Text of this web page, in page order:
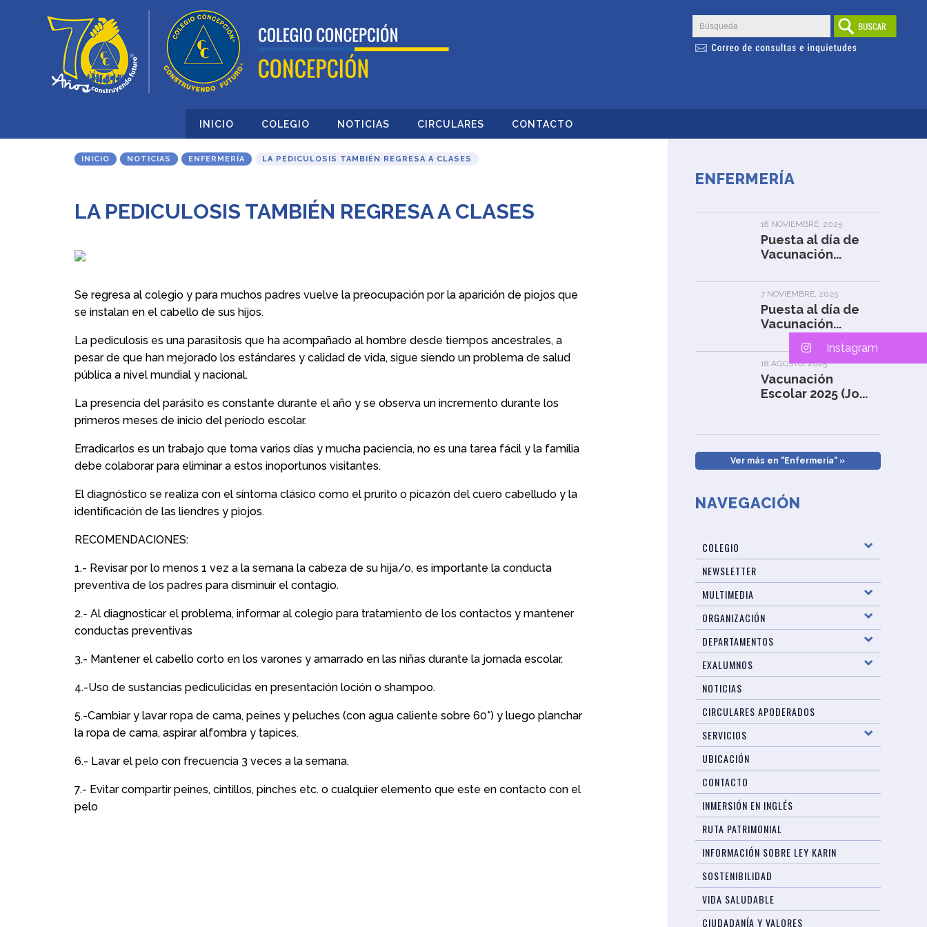
INICIO COLEGIO NOTICIAS CIRCULARES CONTACTO
INICIO NOTICIAS ENFERMERÍA LA PEDICULOSIS TAMBIÉN REGRESA A CLASES
LA PEDICULOSIS TAMBIÉN REGRESA A CLASES
Se regresa al colegio y para muchos padres vuelve la preocupación por la aparición de piojos que
se instalan en el cabello de sus hijos.
La pediculosis es una parasitosis que ha acompañado al hombre desde tiempos ancestrales, a
pesar de que han mejorado los estándares y calidad de vida, sigue siendo un problema de salud
pública a nivel mundial y nacional.
La presencia del parásito es constante durante el año y se observa un incremento durante los
primeros meses de inicio del período escolar.
Erradicarlos es un trabajo que toma varios días y mucha paciencia, no es una tarea fácil y la familia
debe colaborar para eliminar a estos inoportunos visitantes.
El diagnóstico se realiza con el síntoma clásico como el prurito o picazón del cuero cabelludo y la
identificación de las liendres y piojos.
RECOMENDACIONES:
1.- Revisar por lo menos 1 vez a la semana la cabeza de su hija/o, es importante la conducta
preventiva de los padres para disminuir el contagio.
2.- Al diagnosticar el problema, informar al colegio para tratamiento de los contactos y mantener
conductas preventivas
3.- Mantener el cabello corto en los varones y amarrado en las niñas durante la jornada escolar.
4.-Uso de sustancias pediculicidas en presentación loción o shampoo.
5.-Cambiar y lavar ropa de cama, peines y peluches (con agua caliente sobre 60°) y luego planchar
la ropa de cama, aspirar alfombra y tapices.
6.- Lavar el pelo con frecuencia 3 veces a la semana.
7.- Evitar compartir peines, cintillos, pinches etc. o cualquier elemento que este en contacto con el
pelo
ENFERMERÍA
18 NOVIEMBRE, 2025
Puesta al día de
Vacunación...
7 NOVIEMBRE, 2025
Puesta al día de
Vacunación...
18 AGOSTO, 2025
Vacunación
Escolar 2025 (Jo...
Ver más en "Enfermería" »
NAVEGACIÓN
COLEGIO
NEWSLETTER
MULTIMEDIA
ORGANIZACIÓN
DEPARTAMENTOS
EXALUMNOS
NOTICIAS
CIRCULARES APODERADOS
SERVICIOS
UBICACIÓN
CONTACTO
INMERSIÓN EN INGLÉS
RUTA PATRIMONIAL
INFORMACIÓN SOBRE LEY KARIN
SOSTENIBILIDAD
VIDA SALUDABLE
CIUDADANÍA Y VALORES
Instagram